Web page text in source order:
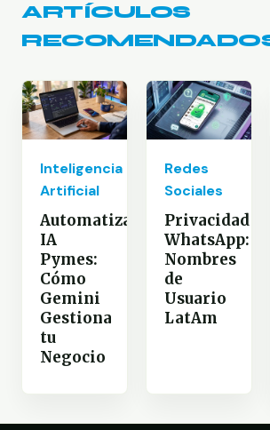
ARTÍCULOS
Inteligencia
Artificial
Automatización
IA
Pymes:
Cómo
Gemini
Gestiona
tu
Negocio
Redes
Sociales
Privacidad
WhatsApp:
Nombres
de
Usuario
LatAm